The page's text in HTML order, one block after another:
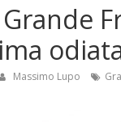
Massimo Lupo